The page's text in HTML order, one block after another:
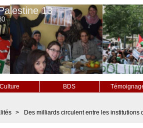
13
Culture BDS
>
Des milliards circulent entre les institutions